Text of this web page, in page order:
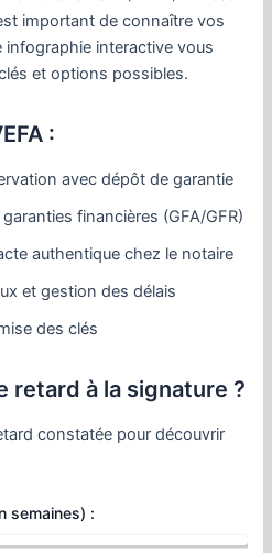
important de connaître vos
interactive vous
et options possibles.
:
avec dépôt de garantie
financières (GFA/GFR)
authentique chez le notaire
et gestion des délais
des clés
retard à la signature ?
constatée pour découvrir
semaines) :